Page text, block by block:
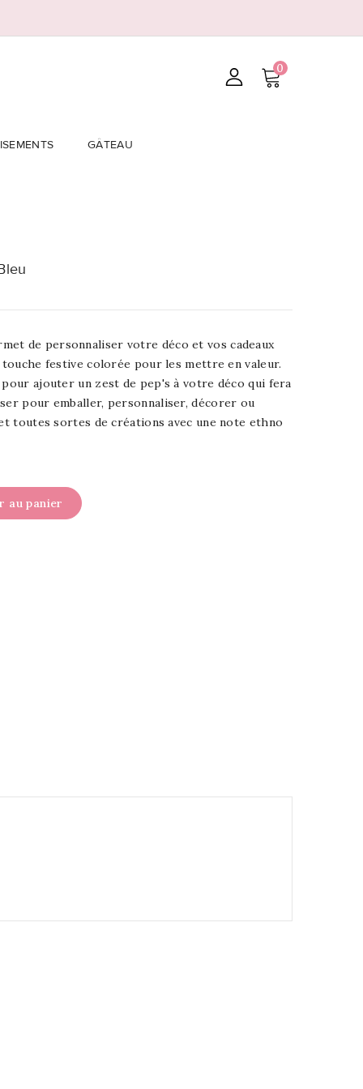
0
GÂTEAU
de personnaliser votre déco et vos cadeaux
festive colorée pour les mettre en valeur.
ajouter un zest de pep's à votre déco qui fera
pour emballer, personnaliser, décorer ou
toutes sortes de créations avec une note ethno
au panier